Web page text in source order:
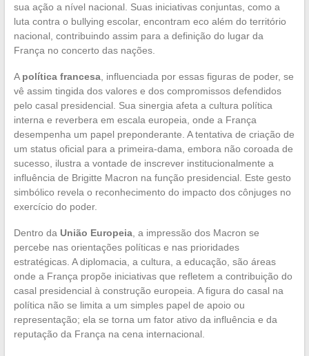
sua ação a nível nacional. Suas iniciativas conjuntas, como a
luta contra o bullying escolar, encontram eco além do território
nacional, contribuindo assim para a definição do lugar da
França no concerto das nações.
A política francesa, influenciada por essas figuras de poder, se
vê assim tingida dos valores e dos compromissos defendidos
pelo casal presidencial. Sua sinergia afeta a cultura política
interna e reverbera em escala europeia, onde a França
desempenha um papel preponderante. A tentativa de criação de
um status oficial para a primeira-dama, embora não coroada de
sucesso, ilustra a vontade de inscrever institucionalmente a
influência de Brigitte Macron na função presidencial. Este gesto
simbólico revela o reconhecimento do impacto dos cônjuges no
exercício do poder.
Dentro da União Europeia, a impressão dos Macron se
percebe nas orientações políticas e nas prioridades
estratégicas. A diplomacia, a cultura, a educação, são áreas
onde a França propõe iniciativas que refletem a contribuição do
casal presidencial à construção europeia. A figura do casal na
política não se limita a um simples papel de apoio ou
representação; ela se torna um fator ativo da influência e da
reputação da França na cena internacional.